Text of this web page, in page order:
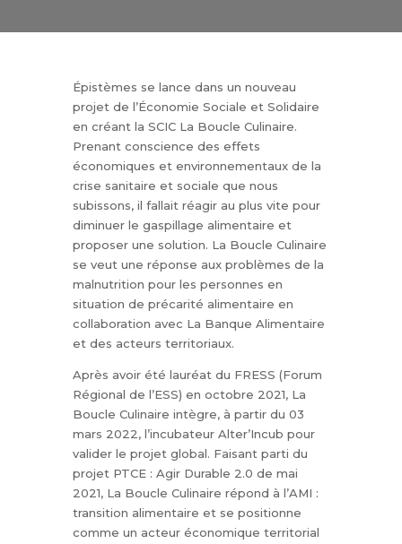
Épistèmes se lance dans un nouveau
projet de l’Économie Sociale et Solidaire
en créant la SCIC La Boucle Culinaire.
Prenant conscience des effets
économiques et environnementaux de la
crise sanitaire et sociale que nous
subissons, il fallait réagir au plus vite pour
diminuer le gaspillage alimentaire et
proposer une solution. La Boucle Culinaire
se veut une réponse aux problèmes de la
malnutrition pour les personnes en
situation de précarité alimentaire en
collaboration avec La Banque Alimentaire
et des acteurs territoriaux.
Après avoir été lauréat du FRESS (Forum
Régional de l’ESS) en octobre 2021, La
Boucle Culinaire intègre, à partir du 03
mars 2022, l’incubateur Alter’Incub pour
valider le projet global. Faisant parti du
projet PTCE : Agir Durable 2.0 de mai
2021, La Boucle Culinaire répond à l’AMI :
transition alimentaire et se positionne
comme un acteur économique territorial